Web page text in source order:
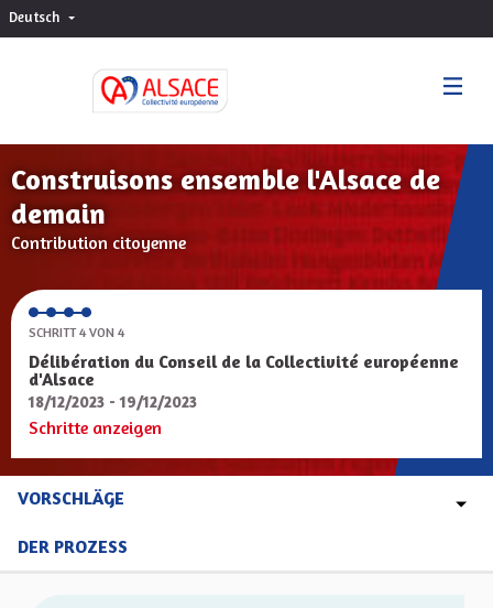
Deutsch Choisir la langue
Construisons ensemble l'Alsace de
demain
Contribution citoyenne
SCHRITT 4 VON 4
Délibération du Conseil de la Collectivité européenne
d'Alsace
18/12/2023 - 19/12/2023
Schritte anzeigen
VORSCHLÄGE
DER PROZESS